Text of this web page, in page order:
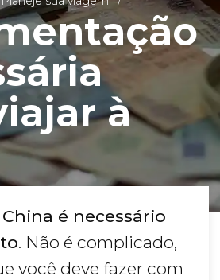
à
é necessário
. Não é complicado,
você deve fazer com